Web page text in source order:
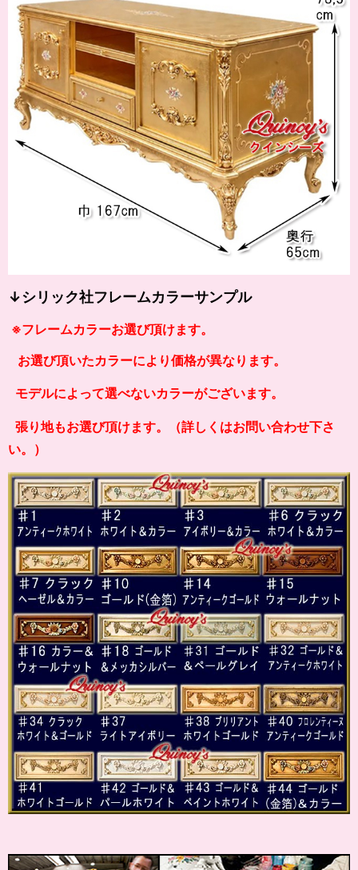
↓シリック社フレームカラーサンプル
※フレームカラーお選び頂けます。
お選び頂いたカラーにより価格が異なります。
モデルによって選べないカラーがございます。
張り地もお選び頂けます。（詳しくはお問い合わせ下さ
い。）